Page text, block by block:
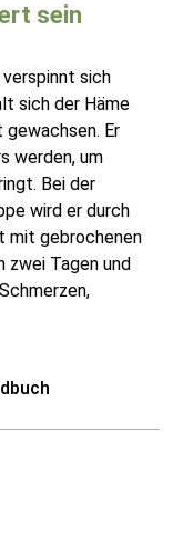
sein
verspinnt sich
sich der Häme
Er
werden, um
Bei der
wird er durch
mit gebrochenen
zwei Tagen und